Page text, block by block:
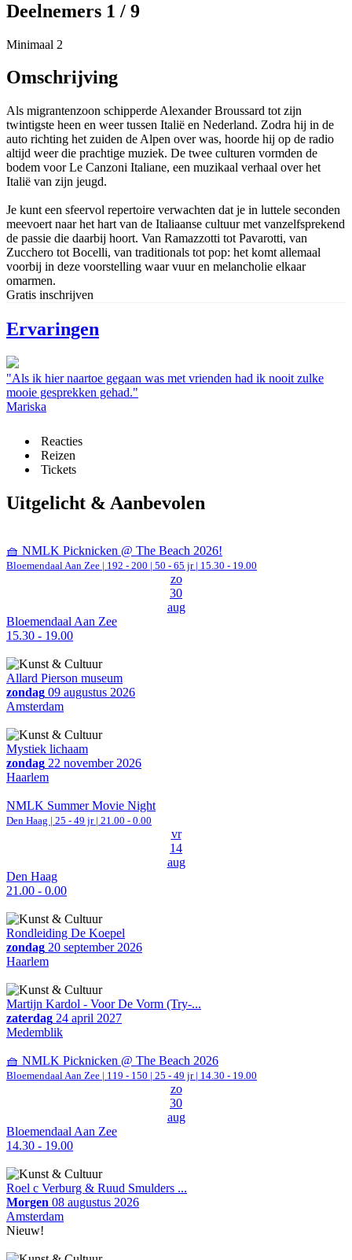
Deelnemers 1 / 9
Minimaal 2
Omschrijving
Als migrantenzoon schipperde Alexander Broussard tot zijn
twintigste heen en weer tussen Italië en Nederland. Zodra hij in de
auto richting het zuiden de Alpen over was, hoorde hij op de radio
altijd weer die prachtige muziek. De twee culturen vormden de
bodem voor Le Canzoni Italiane, een muzikaal verhaal over het
Italië van zijn jeugd.
Je kunt een sfeervol repertoire verwachten dat je in luttele seconden
meevoert naar het hart van de Italiaanse cultuur met vanzelfsprekend
de passie die daarbij hoort. Van Ramazzotti tot Pavarotti, van
Zucchero tot Bocelli, van traditionals tot pop: het komt allemaal
voorbij in deze voorstelling waar vuur en melancholie elkaar
omarmen.
Gratis inschrijven
Ervaringen
"Als ik hier naartoe gegaan was met vrienden had ik nooit zulke
mooie gesprekken gehad."
Mariska
Reacties
Reizen
Tickets
Uitgelicht & Aanbevolen
🧺 NMLK Picknicken @ The Beach 2026!
Bloemendaal Aan Zee | 192 - 200 | 50 - 65 jr | 15.30 - 19.00
zo
30
aug
Bloemendaal Aan Zee
15.30 - 19.00
Allard Pierson museum
zondag 09 augustus 2026
Amsterdam
Mystiek lichaam
zondag 22 november 2026
Haarlem
NMLK Summer Movie Night
Den Haag | 25 - 49 jr | 21.00 - 0.00
vr
14
aug
Den Haag
21.00 - 0.00
Rondleiding De Koepel
zondag 20 september 2026
Haarlem
Martijn Kardol - Voor De Vorm (Try-...
zaterdag 24 april 2027
Medemblik
🧺 NMLK Picknicken @ The Beach 2026
Bloemendaal Aan Zee | 119 - 150 | 25 - 49 jr | 14.30 - 19.00
zo
30
aug
Bloemendaal Aan Zee
14.30 - 19.00
Roel c Verburg & Ruud Smulders ...
Morgen 08 augustus 2026
Amsterdam
Nieuw!